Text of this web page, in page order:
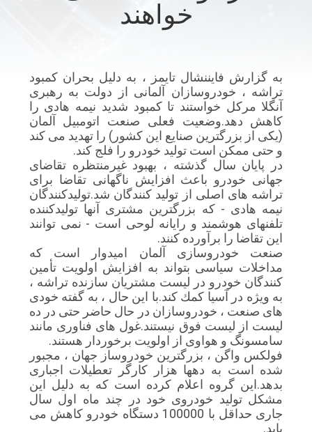
تماس
بگیرید
اخبار
درخواست
نقل قول
نقشه
سایت
PRIVACY
POLICY
خواهند
به گزارش فایننشال تایمز ، به دلیل بحران کمبود
تراشه ، خودروسازان آلمانی از دولت به رهبری
آنگلا مرکل خواستند تا کمبود شدید نیمه هادی را
کاهش دهد.وضعیت فعلی صنعت اتومبیل آلمان
(یکی از بزرگترین صنایع این کشور) را تهدید می کند
و حتی ممکن است تولید خودرو را فلج کند.
در پایان سال گذشته ، بهبود غیرمنتظره تقاضای
جهانی خودرو باعث افزایش ناگهانی تقاضا برای
تراشه های اصلی از تولید کنندگان شد.تولیدکنندگان
نیمه هادی - که بزرگترین مشتری آنها تولیدکننده
تلفنهای هوشمند و رایانه لوحی است - نمی توانند
این تقاضا را برآورده کنند.
صنعت خودروسازی آلمان امیدوار است كه
مداخلات سیاسی بتواند به افزایش اولویت تأمین
كنندگان خودرو در لیست مشتریان سازنده تراشه ،
به ویژه در آسیا كمك كند.با این حال ، به گفته خودی
های صنعت ، خودروسازان در حال حاضر حتی در ده
لیست از لیست فوق نیستند.غول های فناوری مانند
سامسونگ و هواوی از اولویت برخوردار هستند.
فولکس واگن ، بزرگترین خودروساز جهان ، مجبور
شده است به دهها هزار کارگر تعطیلات اجباری
بدهد.این گروه اعلام کرده است که به دلیل این
مشکل تولید خودروی خود در چند ماه اول سال
جاری حداقل با 100000 دستگاه خودرو کاهش می
یابد.